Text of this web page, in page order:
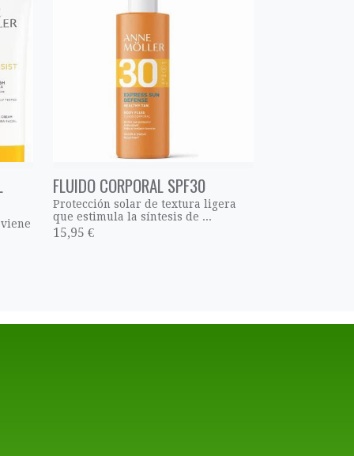
FLUIDO CORPORAL SPF30
Protección solar de textura ligera
que estimula la síntesis de ...
15,95 €